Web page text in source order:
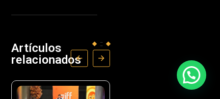
Artículos
relacionados